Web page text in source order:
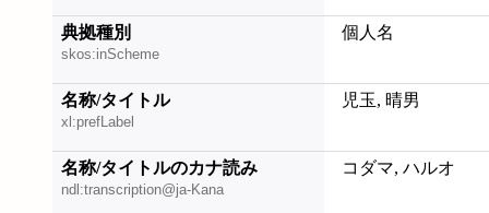
典拠種別
skos:inScheme
個人名
名称/タイトル
xl:prefLabel
児玉, 晴男
名称/タイトルのカナ読み
ndl:transcription@ja-Kana
コダマ, ハルオ